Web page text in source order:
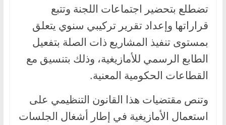
تضطلع بتحضير اجتماعات اللجنة وتتبع
قراراتها وإعداد تقرير تركيبي سنوي يتعلق
بمستوى تنفيذ المشاريع ذات الصلة بتفعيل
الطابع الرسمي للأمازيغية، وذلك بتنسيق مع
القطاعات الحكومية المعنية.
وتنص مقتضيات هذا القانون التنظيمي على
استعمال الأمازيغية في إطار أشغال الجلسات